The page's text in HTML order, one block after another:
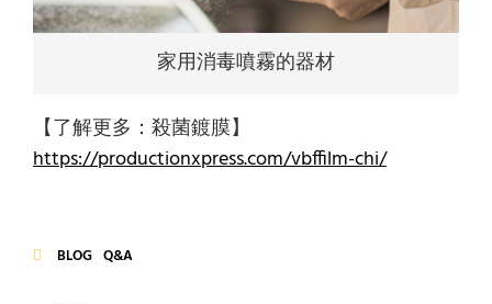
家用消毒噴霧的器材
【了解更多：殺菌鍍膜】
https://productionxpress.com/vbffilm-chi/
BLOG Q&A